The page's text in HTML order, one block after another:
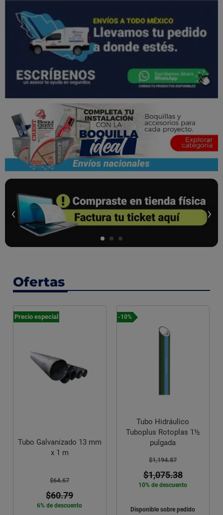
‹ ›
Ofertas
-10%
pulgada
$1,075.38
10% de descuento
Disponible sobre pedido
-12%
Rollo 100 ML
$4,887.48
$4,300.98
12% de descuento
$1,433.66pagando a
3 meses sin intereses